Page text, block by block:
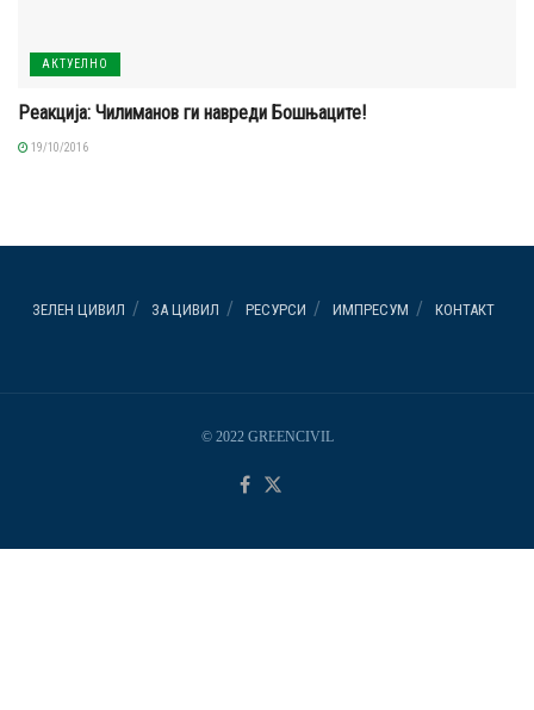
АКТУЕЛНО
Реакција: Чилиманов ги навреди Бошњаците!
19/10/2016
ЗЕЛЕН ЦИВИЛ ЗА ЦИВИЛ РЕСУРСИ ИМПРЕСУМ КОНТАКТ
© 2022 GREENCIVIL